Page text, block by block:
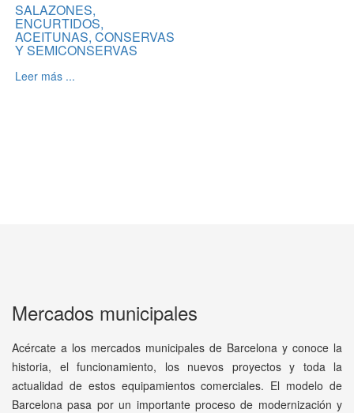
SALAZONES,
ENCURTIDOS,
ACEITUNAS, CONSERVAS
Y SEMICONSERVAS
Leer más ...
Mercados municipales
Acércate a los mercados municipales de Barcelona y conoce la
historia, el funcionamiento, los nuevos proyectos y toda la
actualidad de estos equipamientos comerciales. El modelo de
Barcelona pasa por un importante proceso de modernización y